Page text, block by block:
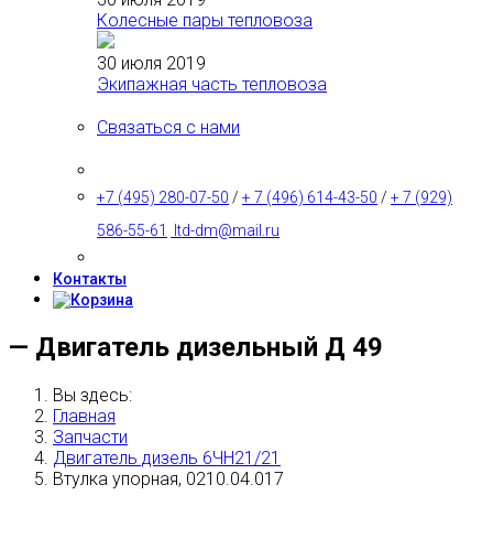
Колесные пары тепловоза
30 июля 2019
Экипажная часть тепловоза
Связаться с нами
+7 (495) 280-07-50 / + 7 (496) 614-43-50 / + 7 (929)
586-55-61
ltd-dm@mail.ru
Контакты
— Двигатель дизельный Д 49
Вы здесь:
Главная
Запчасти
Двигатель дизель 6ЧН21/21
Втулка упорная, 0210.04.017